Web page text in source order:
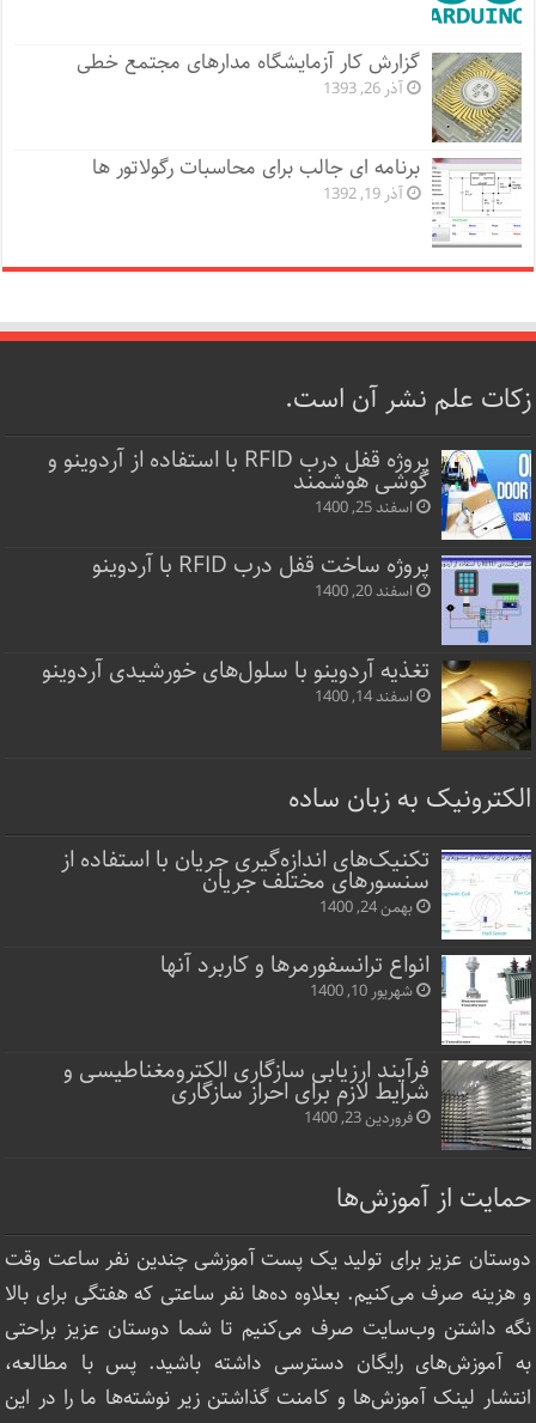
گزارش کار آزمایشگاه مدارهای مجتمع خطی
آذر 26, 1393
برنامه ای جالب برای محاسبات رگولاتور ها
آذر 19, 1392
زکات علم نشر آن است.
پروژه قفل‌ درب RFID با استفاده از آردوینو و
گوشی هوشمند
اسفند 25, 1400
پروژه ساخت قفل‌ درب RFID با آردوینو
اسفند 20, 1400
تغذیه آردوینو با سلول‌های خورشیدی آردوینو
اسفند 14, 1400
الکترونیک به زبان ساده
تکنیک‌های اندازه‌گیری جریان با استفاده از
سنسورهای مختلف جریان
بهمن 24, 1400
انواع ترانسفورمرها و کاربرد آنها
شهریور 10, 1400
فرآیند ارزیابی سازگاری الکترومغناطیسی و
شرایط لازم برای احراز سازگاری
فروردین 23, 1400
حمایت از آموزش‌ها
دوستان عزیز برای تولید یک پست آموزشی چندین نفر ساعت‌ وقت
و هزینه صرف می‌کنیم. بعلاوه ده‌ها نفر ساعتی که هفتگی برای بالا
نگه داشتن وب‌سایت صرف ‌می‌کنیم تا شما دوستان عزیز براحتی
به آموزش‌های رایگان دسترسی داشته باشید. پس با مطالعه،
انتشار لینک‌ آموزش‌ها و کامنت گذاشتن زیر نوشته‌‌ها ما را در این